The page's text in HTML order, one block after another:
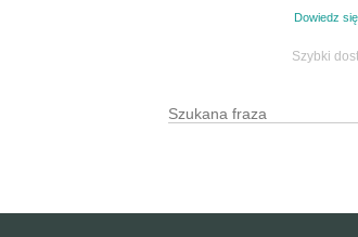
Dowiedz
Szybki
Formularz
Wyszukaj